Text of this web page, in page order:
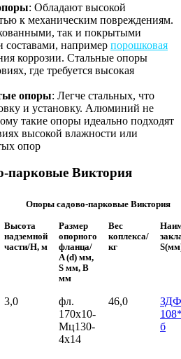
: Обладают высокой
к механическим повреждениям.
так и покрытыми
например порошковая
коррозии. Стальные опоры
где требуется высокая
опоры: Легче стальных, что
и установку. Алюминий не
такие опоры идеально подходят
высокой влажности или
опор
парковые Виктория
Опоры садово-парковые Виктория
Высота
надземной
части/H, м
Размер
опорного
фланца/
A (d) мм,
S мм, B
мм
Вес
коплекса/
кг
3,0
фл.
170х10-
Мц130-
4х14
46,0
ЗДФ
б